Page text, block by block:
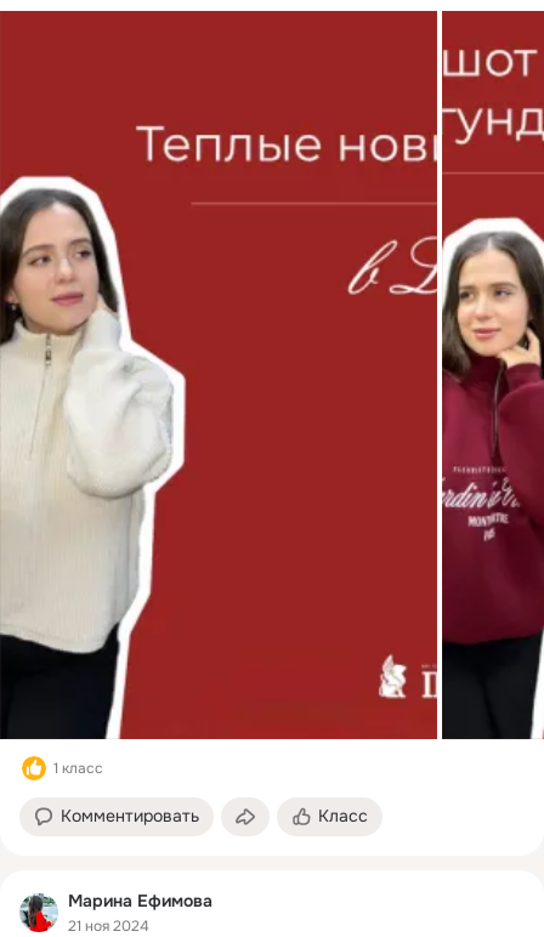
1 класс
Комментировать Класс
Марина Ефимова
21 ноя 2024